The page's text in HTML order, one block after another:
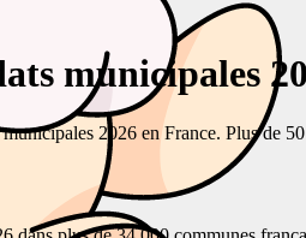
municipales
2026 en France. Plus de